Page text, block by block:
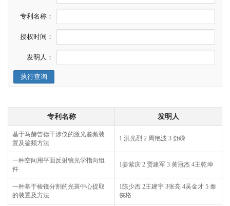
专利名称：
授权时间：
发明人：
执行查询
专利名称 发明人
基于马赫曾德干涉仪的激光鉴频装
置及鉴频方法
1 洪光烈 2 周艳波 3 舒嵘
一种空间用平面反射镜光学指向组
件
1姜紫庆 2 贾建军 3 黄冠杰 4王乾坤
一种基于棱镜分割的光斑中心提取
的装置及方法
1陈少杰 2王建宇 3张亮 4吴金才 5 秦
侠格